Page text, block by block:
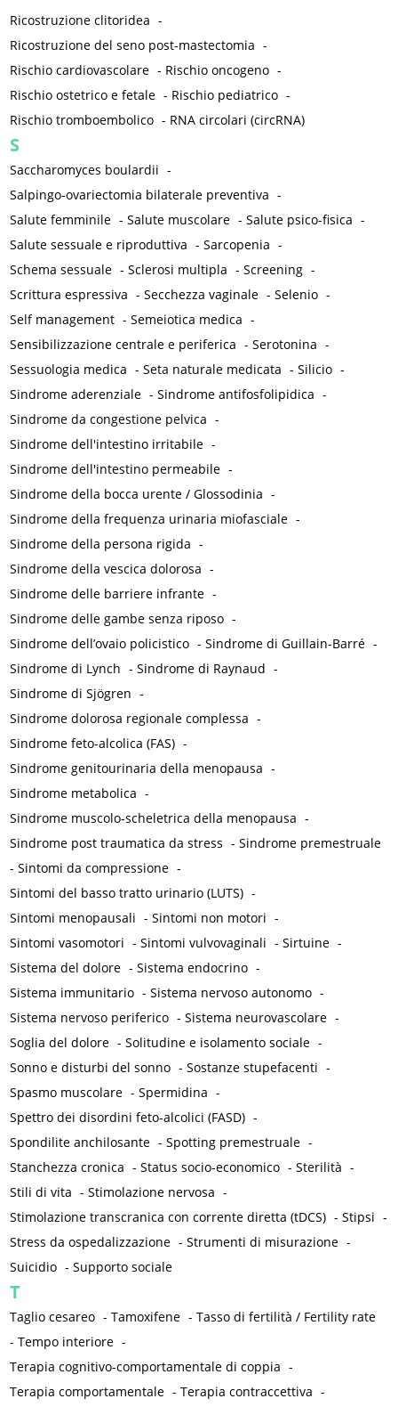
Ricostruzione clitoridea -
Ricostruzione del seno post-mastectomia -
Rischio cardiovascolare - Rischio oncogeno -
Rischio ostetrico e fetale - Rischio pediatrico -
Rischio tromboembolico - RNA circolari (circRNA)
S
Saccharomyces boulardii -
Salpingo-ovariectomia bilaterale preventiva -
Salute femminile -Salute muscolare -Salute psico-fisica -
Salute sessuale e riproduttiva -Sarcopenia -
Schema sessuale -Sclerosi multipla -Screening -
Scrittura espressiva -Secchezza vaginale -Selenio -
Self management -Semeiotica medica -
Sensibilizzazione centrale e periferica -Serotonina -
Sessuologia medica -Seta naturale medicata -Silicio -
Sindrome aderenziale -Sindrome antifosfolipidica -
Sindrome da congestione pelvica -
Sindrome dell'intestino irritabile -
Sindrome dell'intestino permeabile -
Sindrome della bocca urente / Glossodinia -
Sindrome della frequenza urinaria miofasciale -
Sindrome della persona rigida -
Sindrome della vescica dolorosa -
Sindrome delle barriere infrante -
Sindrome delle gambe senza riposo -
Sindrome dell’ovaio policistico -Sindrome di Guillain-Barré -
Sindrome di Lynch -Sindrome di Raynaud -
Sindrome di Sjögren -
Sindrome dolorosa regionale complessa -
Sindrome feto-alcolica (FAS) -
Sindrome genitourinaria della menopausa -
Sindrome metabolica -
Sindrome muscolo-scheletrica della menopausa -
Sindrome post traumatica da stress -Sindrome premestruale
-Sintomi da compressione -
Sintomi del basso tratto urinario (LUTS) -
Sintomi menopausali -Sintomi non motori -
Sintomi vasomotori -Sintomi vulvovaginali -Sirtuine -
Sistema del dolore -Sistema endocrino -
Sistema immunitario -Sistema nervoso autonomo -
Sistema nervoso periferico -Sistema neurovascolare -
Soglia del dolore -Solitudine e isolamento sociale -
Sonno e disturbi del sonno -Sostanze stupefacenti -
Spasmo muscolare -Spermidina -
Spettro dei disordini feto-alcolici (FASD) -
Spondilite anchilosante -Spotting premestruale -
Stanchezza cronica -Status socio-economico -Sterilità -
Stili di vita -Stimolazione nervosa -
Stimolazione transcranica con corrente diretta (tDCS) -Stipsi -
Stress da ospedalizzazione -Strumenti di misurazione -
Suicidio -Supporto sociale
T
Taglio cesareo -Tamoxifene -Tasso di fertilità / Fertility rate
-Tempo interiore -
Terapia cognitivo-comportamentale di coppia -
Terapia comportamentale -Terapia contraccettiva -